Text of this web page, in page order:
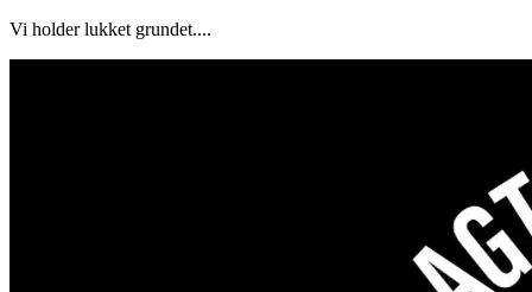
Vi holder lukket grundet....